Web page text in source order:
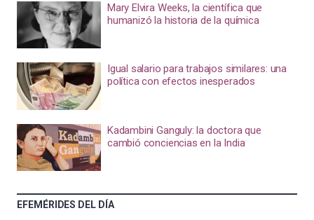
Mary Elvira Weeks, la científica que
humanizó la historia de la química
Igual salario para trabajos similares: una
política con efectos inesperados
Kadambini Ganguly: la doctora que
cambió conciencias en la India
EFEMÉRIDES DEL DÍA